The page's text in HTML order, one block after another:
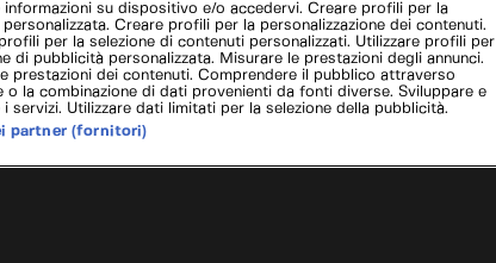
informazioni su dispositivo e/o accedervi. Creare profili per la
Creare profili per la personalizzazione dei contenuti.
per la selezione di contenuti personalizzati. Utilizzare profili per
di pubblicità personalizzata. Misurare le prestazioni degli annunci.
prestazioni dei contenuti. Comprendere il pubblico attraverso
o la combinazione di dati provenienti da fonti diverse. Sviluppare e
i servizi. Utilizzare dati limitati per la selezione della pubblicità.
partner (fornitori)